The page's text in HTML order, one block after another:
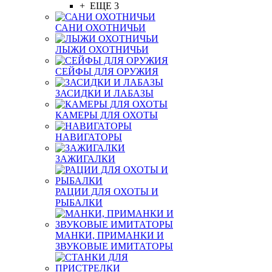
+ ЕЩЕ 3
САНИ ОХОТНИЧЬИ
ЛЫЖИ ОХОТНИЧЬИ
СЕЙФЫ ДЛЯ ОРУЖИЯ
ЗАСИДКИ И ЛАБАЗЫ
КАМЕРЫ ДЛЯ ОХОТЫ
НАВИГАТОРЫ
ЗАЖИГАЛКИ
РАЦИИ ДЛЯ ОХОТЫ И
РЫБАЛКИ
МАНКИ, ПРИМАНКИ И
ЗВУКОВЫЕ ИМИТАТОРЫ